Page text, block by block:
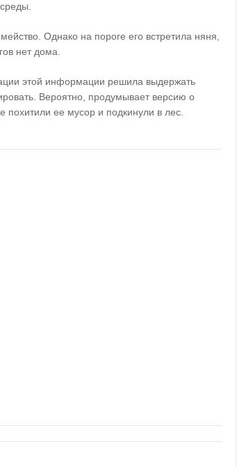
Однако на пороге его встретила няня,
нет дома.
этой информации решила выдержать
Вероятно, продумывает версию о
похитили ее мусор и подкинули в лес.